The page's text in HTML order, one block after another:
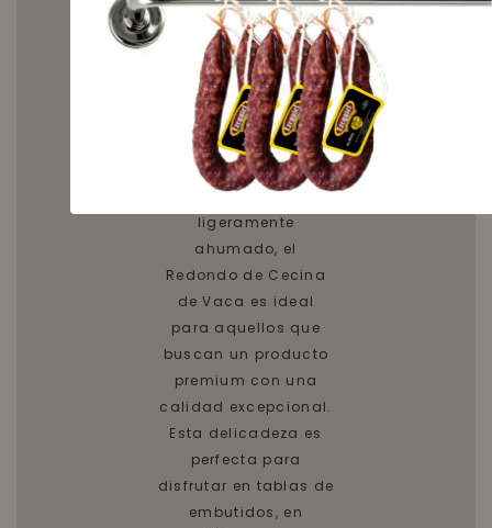
proceso de curación
controlado que
asegura una textura
firme y un sabor
intenso.
Con un sabor
profundo y
ligeramente
ahumado, el
Redondo de Cecina
de Vaca es ideal
para aquellos que
buscan un producto
premium con una
calidad excepcional.
Esta delicadeza es
perfecta para
disfrutar en tablas de
embutidos, en